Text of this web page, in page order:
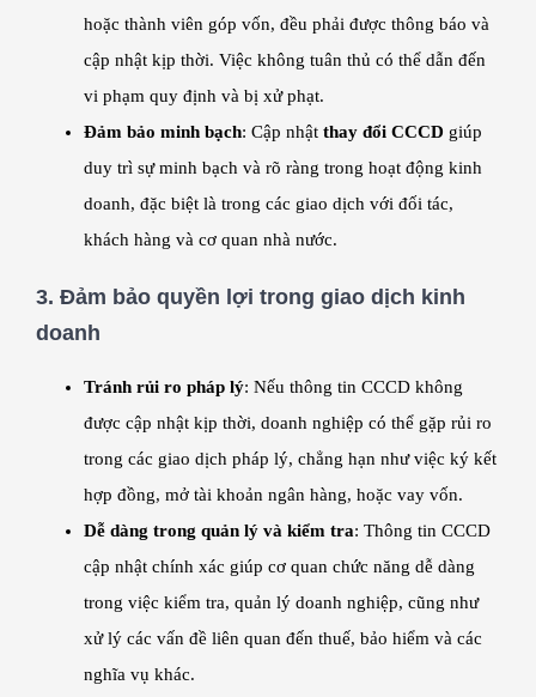
hoặc thành viên góp vốn, đều phải được thông báo và
cập nhật kịp thời. Việc không tuân thủ có thể dẫn đến
vi phạm quy định và bị xử phạt.
Đảm bảo minh bạch: Cập nhật thay đổi CCCD giúp
duy trì sự minh bạch và rõ ràng trong hoạt động kinh
doanh, đặc biệt là trong các giao dịch với đối tác,
khách hàng và cơ quan nhà nước.
3. Đảm bảo quyền lợi trong giao dịch kinh
doanh
Tránh rủi ro pháp lý: Nếu thông tin CCCD không
được cập nhật kịp thời, doanh nghiệp có thể gặp rủi ro
trong các giao dịch pháp lý, chẳng hạn như việc ký kết
hợp đồng, mở tài khoản ngân hàng, hoặc vay vốn.
Dễ dàng trong quản lý và kiểm tra: Thông tin CCCD
cập nhật chính xác giúp cơ quan chức năng dễ dàng
trong việc kiểm tra, quản lý doanh nghiệp, cũng như
xử lý các vấn đề liên quan đến thuế, bảo hiểm và các
nghĩa vụ khác.